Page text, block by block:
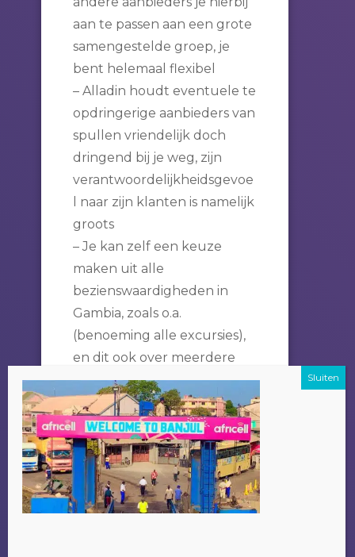
aan te passen aan een grote
samengestelde groep, je
bent helemaal flexibel
– Alladin houdt eventuele te
opdringerige aanbieders van
spullen vriendelijk doch
dringend bij je weg, zijn
verantwoordelijkheidsgevoe
l naar zijn klanten is namelijk
groots
– Je kan zelf een keuze
maken uit alle
bezienswaardigheden in
Gambia, zoals o.a.
(benoeming alle excursies),
en dit ook over meerdere
dagen verspreiden indien
het wensenlijstje te lang
wordt.
Een bijkomend voordeel om
je excursie bij Alladin te
doen is dat het geld wat je
betaald ten goede komt aan